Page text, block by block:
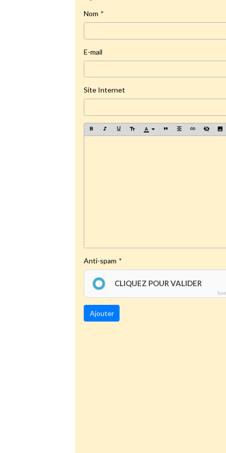
Nom
E-mail
Site Internet
Anti-spam
CLIQUEZ POUR VALIDER
Ajouter